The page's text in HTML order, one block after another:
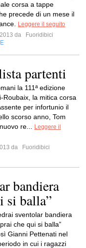
corsa a tappe
precede di un mese il
Leggere il seguito
da
Fuoridibici
partenti
la 111ª edizione
Roubaix, la mitica corsa
per infortunio il
scorso anno, Tom
re...
Leggere il
da
Fuoridibici
bandiera
si balla”
sventolar bandiera
che qui si balla”
Gianni Pettenati nel
in cui i ragazzi